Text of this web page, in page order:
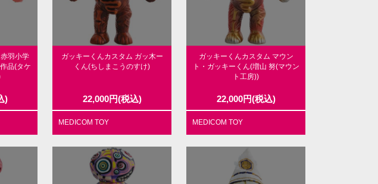
羽小学
品(タケ
)
ガッキーくんカスタム ガッ木ー
くん(ちしまこうのすけ)
22,000円(税込)
MEDICOM TOY
ガッキーくんカスタム マウン
ト・ガッキーくん(増山 努(マウン
ト工房))
22,000円(税込)
MEDICOM TOY